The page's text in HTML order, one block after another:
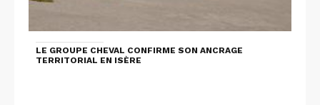
LE GROUPE CHEVAL CONFIRME SON ANCRAGE
TERRITORIAL EN ISÈRE